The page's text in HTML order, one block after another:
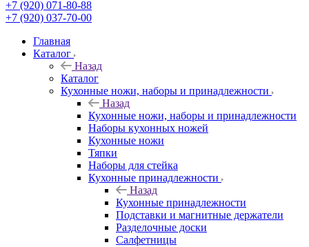
+7 (920) 071-80-88
+7 (920) 037-70-00
Главная
Каталог
Назад
Каталог
Кухонные ножи, наборы и принадлежности
Назад
Кухонные ножи, наборы и принадлежности
Наборы кухонных ножей
Кухонные ножи
Тяпки
Наборы для стейка
Кухонные принадлежности
Назад
Кухонные принадлежности
Подставки и магнитные держатели
Разделочные доски
Салфетницы